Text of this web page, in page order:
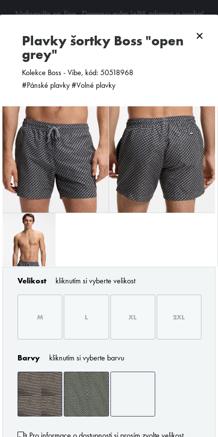
×
plavky šortky Boss "open
grey"
Kolekce Boss - Vibe, kód: 50518968
#Pánské plavky #Volné plavky
Velikost kliknutím si vyberte velikost
M L XL 2XL
Barvy kliknutím si vyberte barvu
Nakupujte on-line. Dopravu mám ještě zdarma a osobní
0
ZOBRAZIT FILTR
PODLE CENY OD NEJNOVĚJŠÍCH
Pořádné prádlo pro každého muže
Z profesionálního úhlu pohledu musím říci